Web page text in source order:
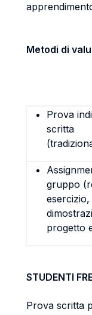
Metodi di
Prova
scritta
gruppo
esercizio,
progetto
STUDENTI
Prova scritta